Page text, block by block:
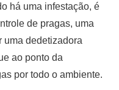
há uma infestação, é
de pragas, uma
uma dedetizadora
ao ponto da
por todo o ambiente.